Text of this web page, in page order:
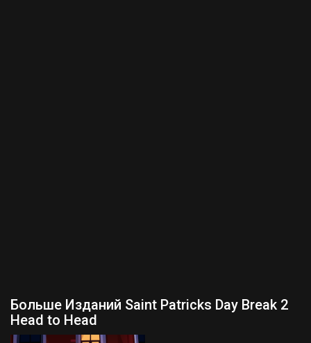
Больше Изданий Saint Patricks Day Break 2
Head to Head